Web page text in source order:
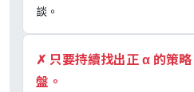
談。
✗ 只要持續找出正 α 的策
盤。